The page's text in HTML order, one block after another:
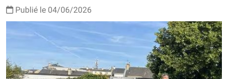
Publié le 04/06/2026